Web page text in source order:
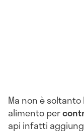
Ma non è
alimento per
api infatti